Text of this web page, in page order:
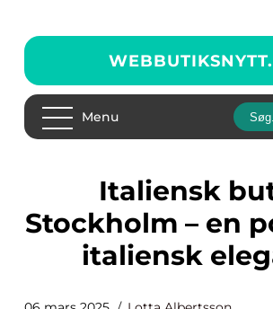
WEBBUTIKSNYTT.
Menu
Italiensk butik
Stockholm – en
italiensk